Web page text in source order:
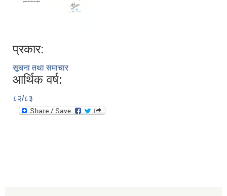
प्रकार:
सूचना तथा समाचार
आर्थिक वर्ष:
८२/८३